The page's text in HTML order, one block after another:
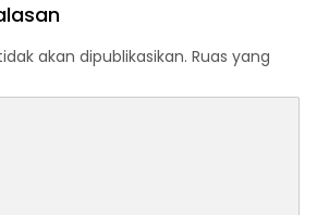
akan dipublikasikan. Ruas yang